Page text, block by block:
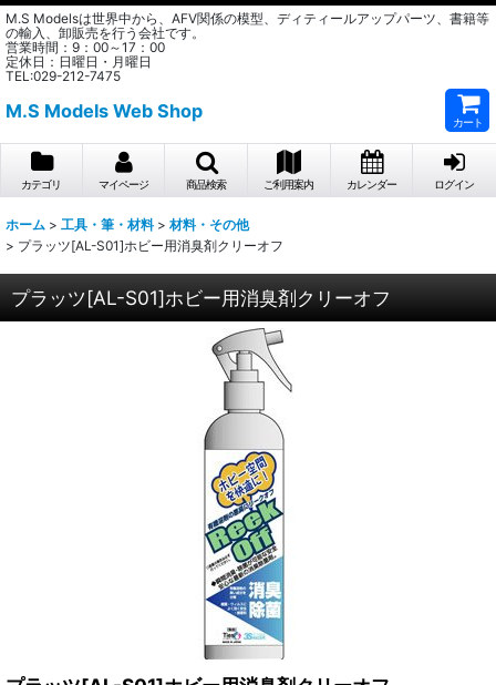
M.S Modelsは世界中から、AFV関係の模型、ディティールアップパーツ、書籍等
の輸入、卸販売を行う会社です。
営業時間：9：00～17：00
定休日：日曜日・月曜日
TEL:029-212-7475
M.S Models Web Shop
カート
カテゴリ マイページ 商品検索 ご利用案内 カレンダー ログイン
ホーム > 工具・筆・材料 > 材料・その他
> プラッツ[AL-S01]ホビー用消臭剤クリーオフ
プラッツ[AL-S01]ホビー用消臭剤クリーオフ